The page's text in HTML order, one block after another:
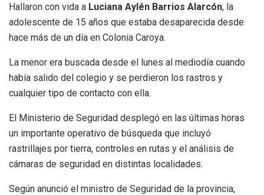
Hallaron con vida a Luciana Aylén Barrios Alarcón, la
adolescente de 15 años que estaba desaparecida desde
hace más de un día en Colonia Caroya.
La menor era buscada desde el lunes al mediodía cuando
había salido del colegio y se perdieron los rastros y
cualquier tipo de contacto con ella.
El Ministerio de Seguridad desplegó en las últimas horas
un importante operativo de búsqueda que incluyó
rastrillajes por tierra, controles en rutas y el análisis de
cámaras de seguridad en distintas localidades.
Según anunció el ministro de Seguridad de la provincia,